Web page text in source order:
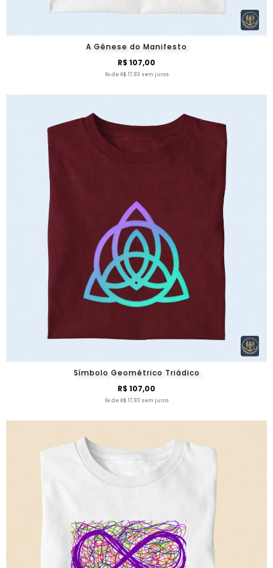
A Gênese do Manifesto
R$ 107,00
6x de R$ 17,83 sem juros
Símbolo Geométrico Triádico
R$ 107,00
6x de R$ 17,83 sem juros